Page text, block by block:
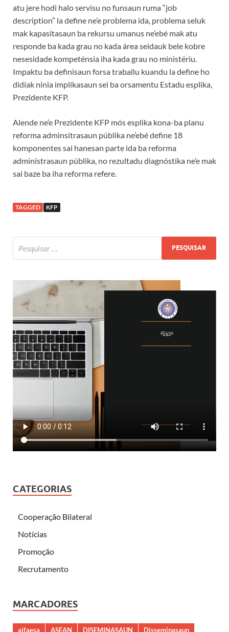
atu jere hodi halo servisu no funsaun ruma “job
description” la define ne’e problema ida, problema seluk
mak kapasitasaun ba rekursu umanus ne’ebé mak atu
responde ba kada grau no kada área seidauk bele kobre
nesesidade kompeténsia iha kada grau no ministériu.
Impaktu ba definisaun forsa traballu kuandu la define ho
didiak ninia implikasaun sei ba orsamentu Estadu esplika,
Prezidente KFP.
Alende ne’e Prezidente KFP mós esplika kona-ba planu
reforma adminsitrasaun públika ne’ebé define 18
komponentes sai hanesan parte ida ba reforma
administrasaun públika, no rezultadu diagnóstika ne’e mak
sai baze ba iha reforma refere.
TAGGED KFP
CATEGORIAS
Cooperação Bilateral
Notícias
Promoção
Recrutamento
MARCADORES
aifaesa ASEAN DISEMINASAUN Disseminasaun